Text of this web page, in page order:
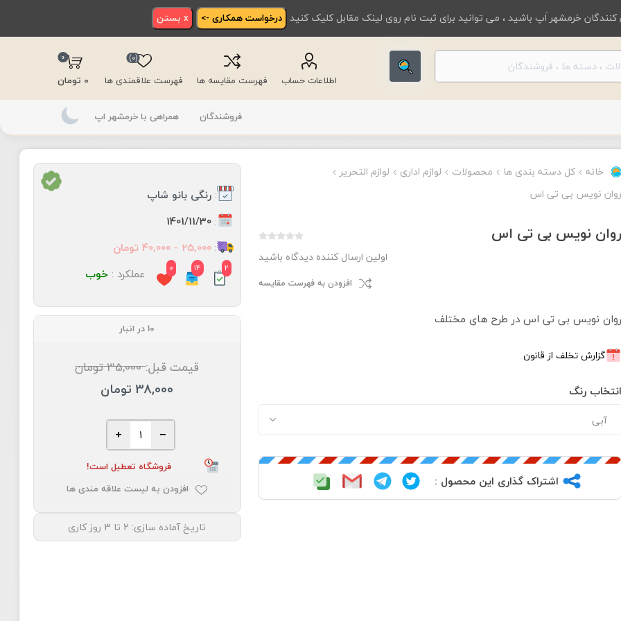
خرمشهر اَپ باشید ، می توانید برای ثبت نام روی لینک مقابل کلیک کنید درخواست همکاری -> x بستن
اطلاعات حساب فهرست مقایسه ها فهرست علاقمندی ها
(0)
0
0 تومان
فروشندگان همراهی با خرمشهر اپ
خانه کل دسته بندی ها محصولات لوازم اداری
لوازم التحریر
روان نویس بی تی اس
روان نویس بی تی اس
اولین ارسال کننده دیدگاه باشید
افزودن به فهرست مقایسه
روان نویس بی تی اس در طرح های مختلف
گزارش تخلف از قانون
:رنگی بانو شاپ
:
1401/11/30
:25,000 - 40,000 تومان
2
14
0 عملکرد :خوب
انتخاب رنگ
اشتراک گذاری این محصول :
10 در انبار
قیمت قبل: 35,000 تومان
38,000 تومان
فروشگاه تعطیل است!
افزودن به لیست علاقه مندی ها
تاریخ آماده سازی: 2 تا 3 روز کاری